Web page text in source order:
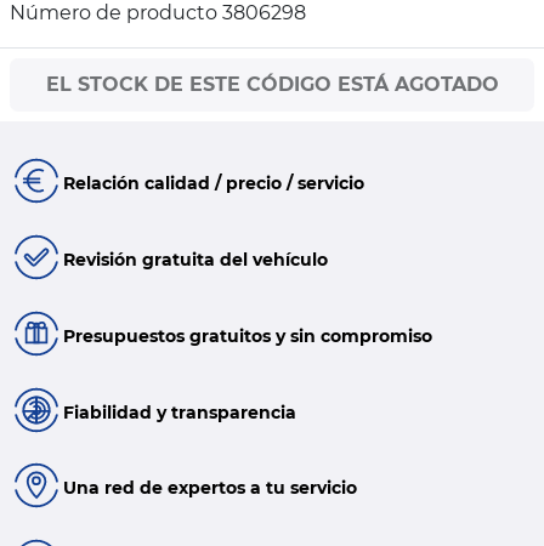
Número de producto 3806298
EL STOCK DE ESTE CÓDIGO ESTÁ AGOTADO
Relación calidad / precio / servicio
Revisión gratuita del vehículo
Presupuestos gratuitos y sin compromiso
Fiabilidad y transparencia
Una red de expertos a tu servicio